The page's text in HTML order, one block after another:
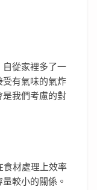
自從家裡多了一
受有氣味的氣炸
是我們考慮的對
食材處理上效率
較小的關係。